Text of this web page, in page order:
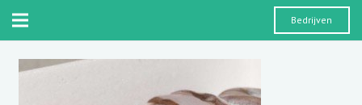
Bedrijven